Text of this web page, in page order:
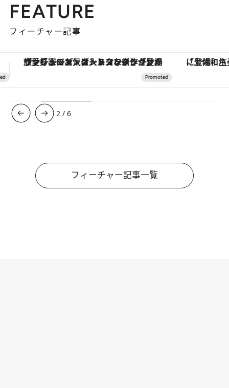
FEATURE
フィーチャー記事
「土佐和ハーブかき氷」がOMO7高知に登場！生姜、山椒、大葉など目にも舌にも涼を呼ぶ郷土の味 【夏限定ディナーコース】旬を
3 /6
フィーチャー記事一覧